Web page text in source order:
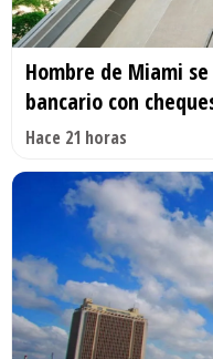
Hombre de Miami
bancario con
Hace 21 horas